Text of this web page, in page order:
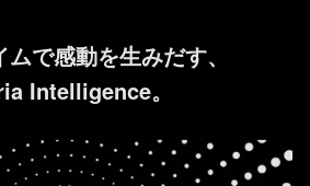
で感動を生みだす、
Intelligence。